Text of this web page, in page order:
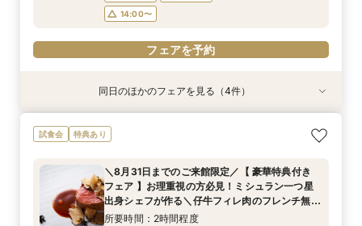
フェアを予約
フェアを予約
フェアを予約
14:00〜
フェアを予約
特典あり
8/21(金)
＼8月31日までのご来館限定／【 豪華特典付き
フェア 】お理重視の方必見！ミシュラン一つ星
試食／ 不安解消* お2人安心相談会も◎
所要時間：2時間程度
15:00〜
16:00〜
17:00〜
18:00〜
特典あり
8/21(金)
【限定BIGフェア】お料理重視の方必見！ ミシュ
ラン一つ星出身シェフが作る 仔牛フィレ肉のフ
談会も
所要時間：2時間程度
10:00〜
11:00〜
12:00〜
13:00〜
特典あり
8/21(金)
【限定BIGフェア】お料理重視の方必見！ ミシュ
ラン一つ星出身シェフが作る 仔牛フィレ肉のフ
談会も
所要時間：2時間程度
15:00〜
16:00〜
17:00〜
18:00〜
特典あり
8/21(金)
【お仕事帰りのお二人へ♪】美食フレンチも食べ
れる、90分クイック相談会！
18:00〜
19:00〜
20:00〜
同日のほかのフェアを見る（4件）
試食会 特典あり
＼8月31日までのご来館限定／【 豪華特典付き
フェア 】お理重視の方必見！ミシュラン一つ星
出身シェフが作る＼仔牛フィレ肉のフレンチ無料
試食／ 不安解消* お2人安心相談会も◎
所要時間：2時間程度